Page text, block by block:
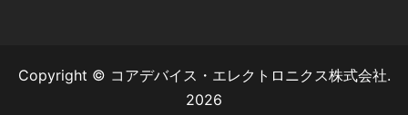
Copyright © コアデバイス・エレクトロニクス株式会社.
2026